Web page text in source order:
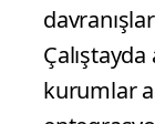
kurumlar